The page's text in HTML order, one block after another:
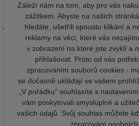
Záleží nám na tom, aby pro vás
zážitkem. Abyste na našich
hledáte, ušetřili spoustu klikání a
reklamy na věci, které vás
v zobrazení na které jste zvyklí a
přihlašovat. Proto od vás
zpracováním souborů cookies -
se dočasně ukládají ve vašem
„V pořádku“ souhlasíte s
vám poskytovali smysluplné a
vašich údajů. Svůj souhlas můžete
zpracování osobních